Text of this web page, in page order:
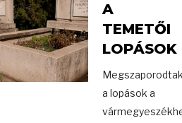
A
TEMETŐI
LOPÁSOK
a lopások a